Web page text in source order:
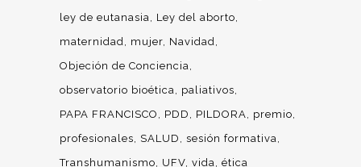
ley de eutanasia
Ley del aborto
maternidad
mujer Navidad
Objeción de Conciencia
observatorio bioética
paliativos
PAPA FRANCISCO
PDD PILDORA
premio
profesionales
SALUD
sesión formativa
Transhumanismo
UFV vida ética